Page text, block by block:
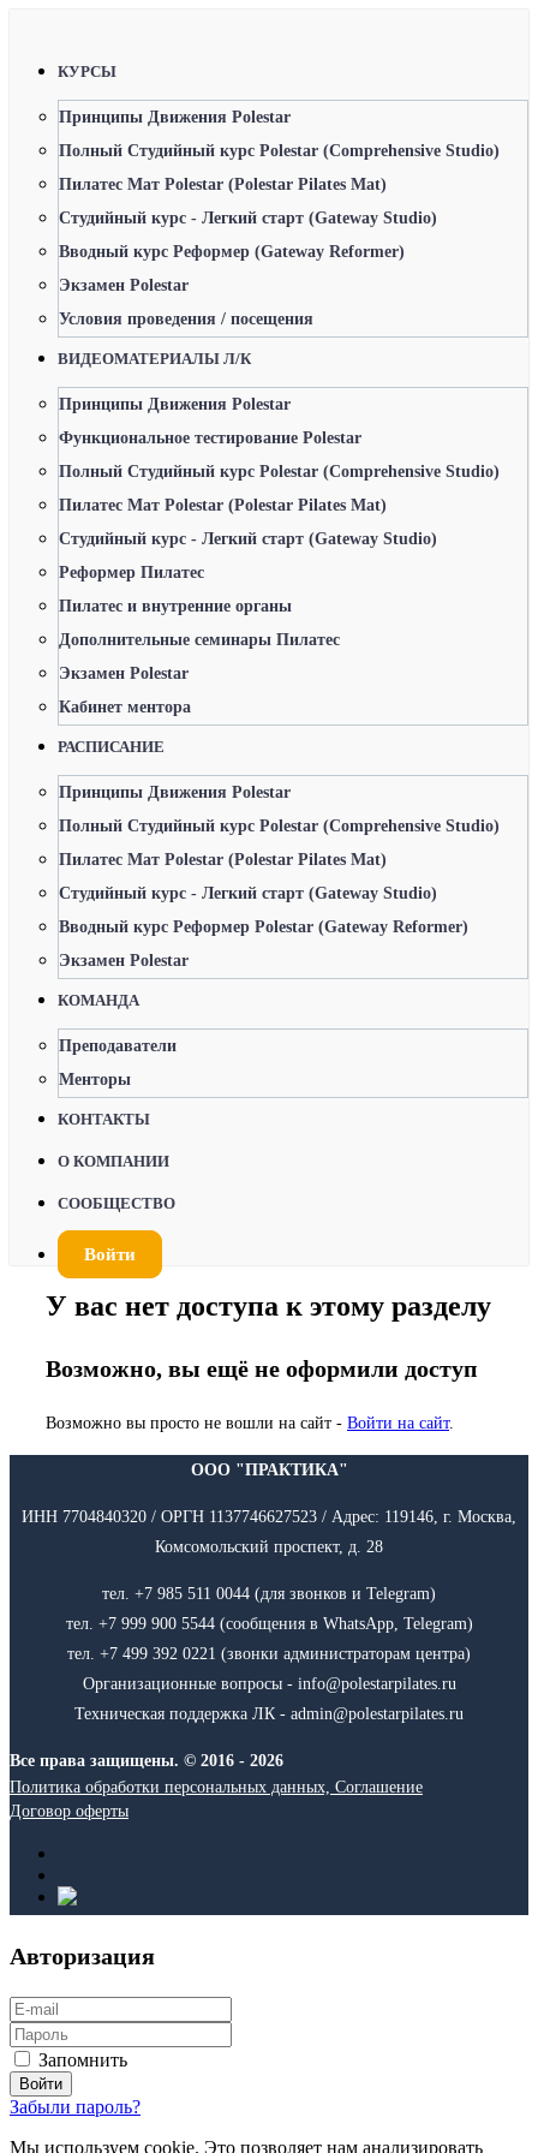
КУРСЫ
Принципы Движения Polestar
Полный Студийный курс Polestar (Comprehensive Studio)
Пилатес Мат Polestar (Polestar Pilates Mat)
Студийный курс - Легкий старт (Gateway Studio)
Вводный курс Реформер (Gateway Reformer)
Экзамен Polestar
Условия проведения / посещения
ВИДЕОМАТЕРИАЛЫ Л/К
Принципы Движения Polestar
Функциональное тестирование Polestar
Полный Студийный курс Polestar (Comprehensive Studio)
Пилатес Мат Polestar (Polestar Pilates Mat)
Студийный курс - Легкий старт (Gateway Studio)
Реформер Пилатес
Пилатес и внутренние органы
Дополнительные семинары Пилатес
Экзамен Polestar
Кабинет ментора
РАСПИСАНИЕ
Принципы Движения Polestar
Полный Студийный курс Polestar (Comprehensive Studio)
Пилатес Мат Polestar (Polestar Pilates Mat)
Студийный курс - Легкий старт (Gateway Studio)
Вводный курс Реформер Polestar (Gateway Reformer)
Экзамен Polestar
КОМАНДА
Преподаватели
Менторы
КОНТАКТЫ
О КОМПАНИИ
СООБЩЕСТВО
Войти
У вас нет доступа к этому разделу
Возможно, вы ещё не оформили доступ
Возможно вы просто не вошли на сайт - Войти на сайт.
ООО "ПРАКТИКА"
ИНН 7704840320 / ОРГН 1137746627523 / Адрес: 119146, г. Москва,
Комсомольский проспект, д. 28
тел. +7 985 511 0044 (для звонков и Telegram)
тел. +7 999 900 5544 (сообщения в WhatsApp, Telegram)
тел. +7 499 392 0221 (звонки администраторам центра)
Организационные вопросы - info@polestarpilates.ru
Техническая поддержка ЛК - admin@polestarpilates.ru
Все права защищены. © 2016 - 2026
Политика обработки персональных данных, Соглашение
Договор оферты
Авторизация
Запомнить
Забыли пароль?
Мы используем cookie. Это позволяет нам анализировать